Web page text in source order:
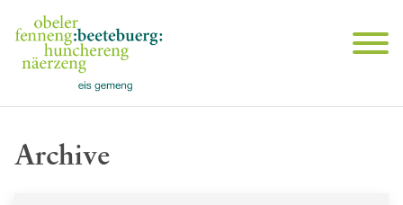
Archive